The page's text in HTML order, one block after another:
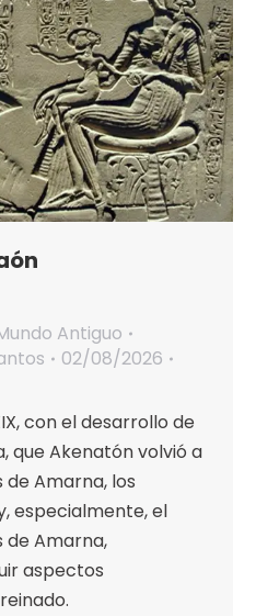
Antiguo
02/08/2026
con el desarrollo de
que Akenatón volvió a
de Amarna, los
especialmente, el
de Amarna,
aspectos